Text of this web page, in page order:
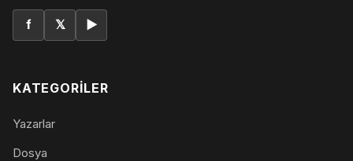
f 𝕏 ▶
KATEGORILER
Yazarlar
Dosya